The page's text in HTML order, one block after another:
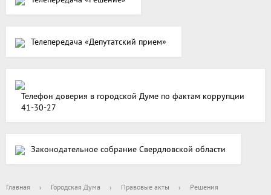
Телепередача «Депутатский прием»
Телефон доверия в городской Думе по фактам коррупции
41-30-27
Законодательное собрание Свердловской области
Главная › Городская Дума › Правовые акты › Решения